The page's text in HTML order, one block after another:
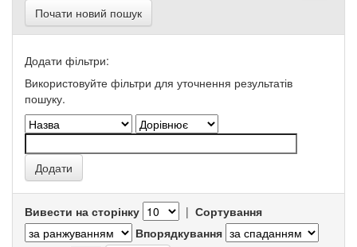
Почати новий пошук
Додати фільтри:
Використовуйте фільтри для уточнення результатів
пошуку.
Вивести на сторінку | Сортування
Впорядкування